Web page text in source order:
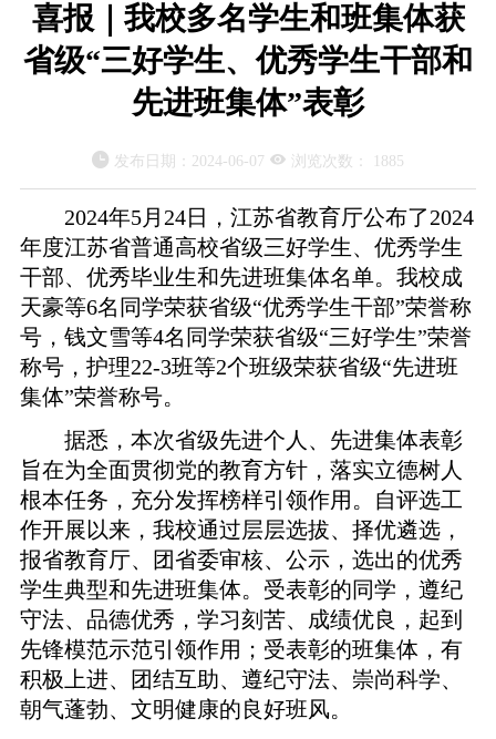
喜报｜我校多名学生和班集体获
省级“三好学生、优秀学生干部和
先进班集体”表彰
 发布日期： 2024-06-07  浏览次数： 1885
2024年5月24日，江苏省教育厅公布了2024
年度江苏省普通高校省级三好学生、优秀学生
干部、优秀毕业生和先进班集体名单。我校成
天豪等6名同学荣获省级“优秀学生干部”荣誉称
号，钱文雪等4名同学荣获省级“三好学生”荣誉
称号，护理22-3班等2个班级荣获省级“先进班
集体”荣誉称号。
据悉，本次省级先进个人、先进集体表彰
旨在为全面贯彻党的教育方针，落实立德树人
根本任务，充分发挥榜样引领作用。自评选工
作开展以来，我校通过层层选拔、择优遴选，
报省教育厅、团省委审核、公示，选出的优秀
学生典型和先进班集体。受表彰的同学，遵纪
守法、品德优秀，学习刻苦、成绩优良，起到
先锋模范示范引领作用；受表彰的班集体，有
积极上进、团结互助、遵纪守法、崇尚科学、
朝气蓬勃、文明健康的良好班风。